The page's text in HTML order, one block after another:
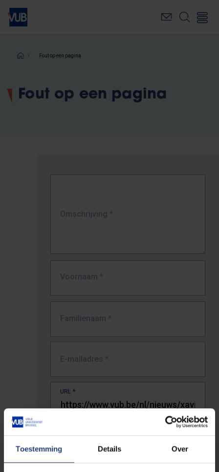
Toestemming Details Over
Overslaan
naar
inhoudKruimelpad
Fout op een pagina
Fout op een pagina
Omschrijving *
Voornaam *
Familienaam *
E-mailadres *
URL *
De volledige URL van de pagina waar je de fout zag.